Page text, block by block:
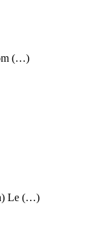
(…)
Le (…)